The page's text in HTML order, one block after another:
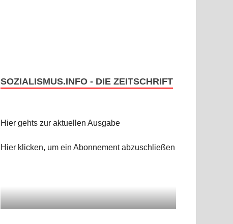
SOZIALISMUS.INFO - DIE ZEITSCHRIFT
Hier gehts zur aktuellen Ausgabe
Hier klicken, um ein Abonnement abzuschließen